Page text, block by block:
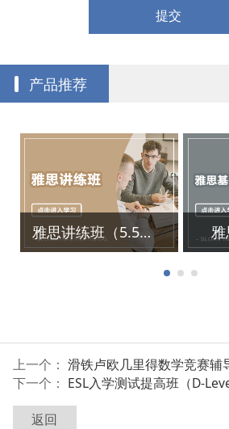
提交
产品推荐
汇课 雅思暑假班
上一个： 滑铁卢欧几里得数学竞赛辅
下一个： ESL入学测试提高班（D-
返回